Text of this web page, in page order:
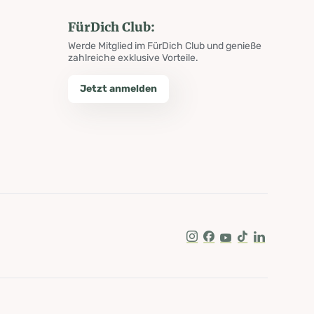
FürDich Club:
Werde Mitglied im FürDich Club und genieße
zahlreiche exklusive Vorteile.
Jetzt anmelden
Instagram
Facebook
Youtube
Tik TokLinkedIn